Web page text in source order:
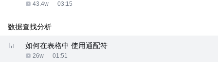
43.4w 03:15
数据查找分析
如何在表格中 使用通配符
26w 01:51